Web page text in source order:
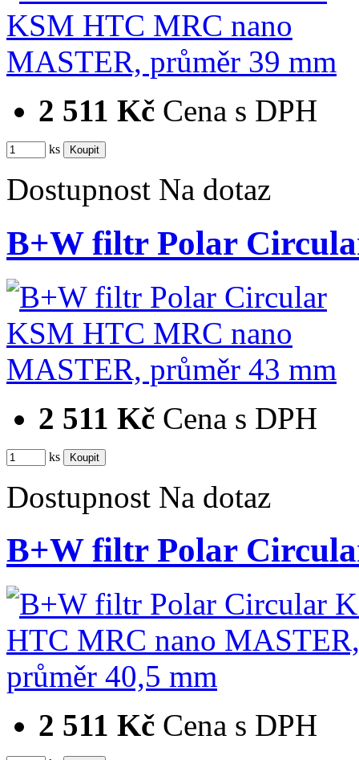
2 511 Kč Cena s DPH
ks
Dostupnost Na dotaz
B+W filtr Polar
2 511 Kč Cena s DPH
ks
Dostupnost Na dotaz
B+W filtr Polar
2 511 Kč Cena s DPH